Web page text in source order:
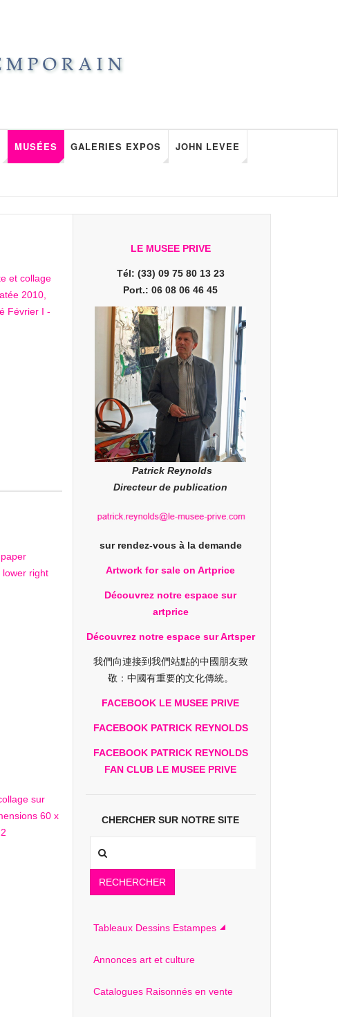
MUSÉES GALERIES EXPOS JOHN LEVEE
LE MUSEE PRIVE
Tél: (33) 09 75 80 13 23
Port.: 06 08 06 46 45
Patrick Reynolds
Directeur de publication
sur rendez-vous à la demande
Artwork for sale on Artprice
Découvrez notre espace sur
artprice
Découvrez notre espace sur Artsper
我們向連接到我們站點的中國朋友致
敬：中國有重要的文化傳統。
FACEBOOK LE MUSEE PRIVE
FACEBOOK PATRICK REYNOLDS
FACEBOOK PATRICK REYNOLDS
FAN CLUB LE MUSEE PRIVE
CHERCHER SUR NOTRE SITE
RECHERCHER
Tableaux Dessins Estampes
Annonces art et culture
Catalogues Raisonnés en vente